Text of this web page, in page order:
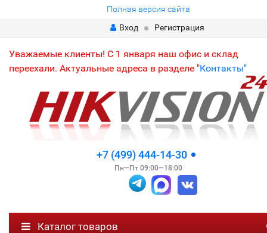
Полная версия сайта
Вход
Регистрация
Уважаемые клиенты! С 1 января наш офис и склад
переехали. Актуальные адреса в разделе "Контакты"
+7 (499) 444-14-30
Пн—Пт 09:00—18:00
Каталог товаров